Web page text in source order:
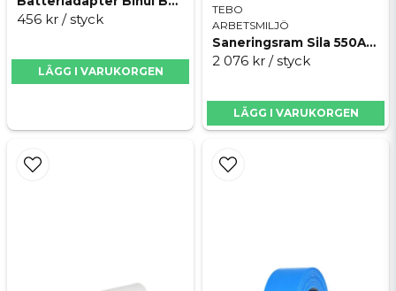
456 kr / styck
LÄGG I VARUKORGEN
TEBO
ARBETSMILJÖ
Saneringsram Sila 550A25/700A30
2 076 kr / styck
LÄGG I VARUKORGEN